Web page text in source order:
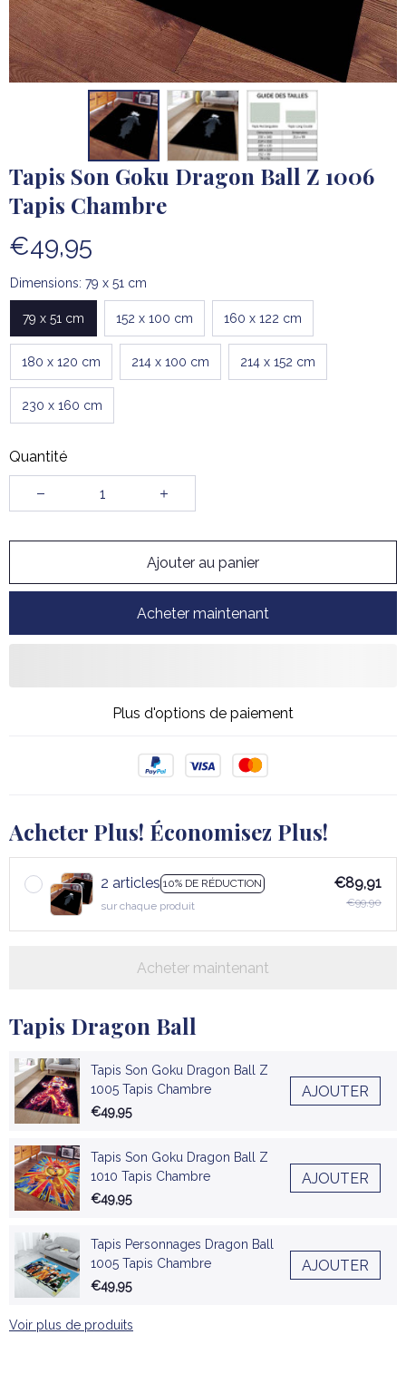
Tapis Son Goku Dragon Ball Z 1006
Tapis Chambre
€49,95
Dimensions: 79 x 51 cm
79 x 51 cm 152 x 100 cm 160 x 122 cm
180 x 120 cm 214 x 100 cm 214 x 152 cm
230 x 160 cm
Quantité
Ajouter au panier
Acheter maintenant
Plus d'options de paiement
Acheter Plus! Économisez Plus!
2 articles 10% DE RÉDUCTION
sur chaque produit
€89,91
€99,90
Acheter maintenant
Tapis Dragon Ball
Tapis Son Goku Dragon Ball Z
1005 Tapis Chambre
€49,95
AJOUTER
Tapis Son Goku Dragon Ball Z
1010 Tapis Chambre
€49,95
AJOUTER
Tapis Personnages Dragon Ball
1005 Tapis Chambre
€49,95
AJOUTER
Voir plus de produits